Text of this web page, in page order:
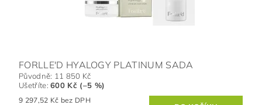
FORLLE'D HYALOGY PLATINUM SADA
Původně: 11 850 Kč
Ušetříte:600 Kč (–5 %)
9 297,52 Kč bez DPH